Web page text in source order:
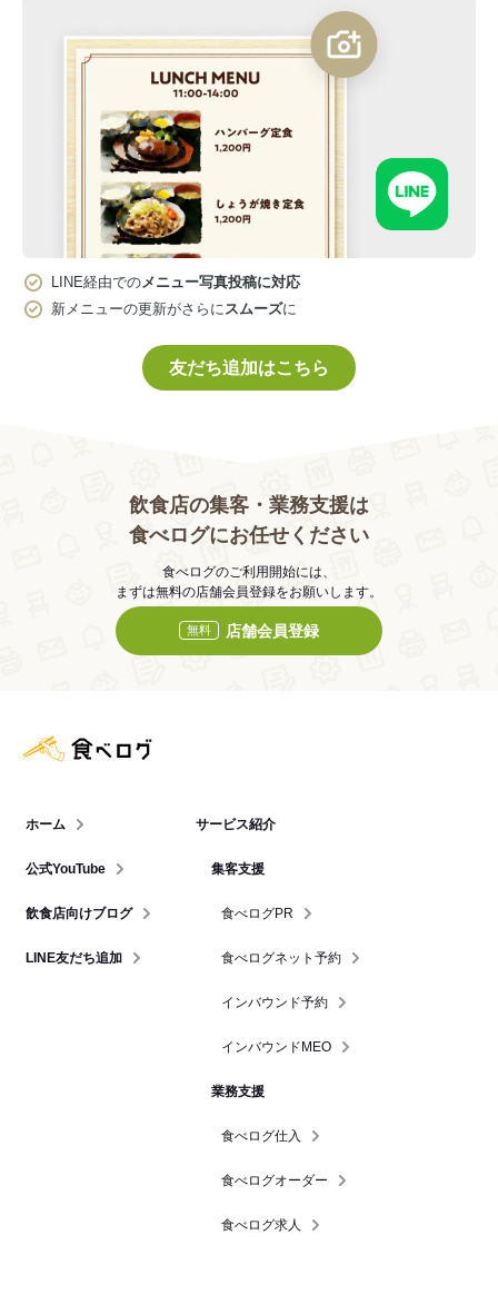
LINE経由でのメニュー写真投稿に対応
新メニューの更新がさらにスムーズに
友だち追加はこちら
飲食店の集客・業務支援は
食べログにお任せください
食べログのご利用開始には、
まずは無料の店舗会員登録をお願いします。
無料 店舗会員登録
ホーム
公式YouTube
飲食店向けブログ
LINE友だち追加
サービス紹介
集客支援
食べログPR
食べログネット予約
インバウンド予約
インバウンドMEO
業務支援
食べログ仕入
食べログオーダー
食べログ求人